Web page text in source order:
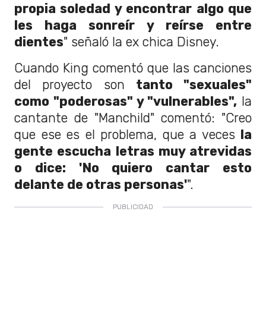
propia soledad y encontrar algo que
les haga sonreír y reírse entre
dientes" señaló la ex chica Disney.
Cuando King comentó que las canciones
del proyecto son tanto "sexuales"
como "poderosas" y "vulnerables", la
cantante de "Manchild" comentó: "Creo
que ese es el problema, que a veces la
gente escucha letras muy atrevidas
o dice: 'No quiero cantar esto
delante de otras personas'".